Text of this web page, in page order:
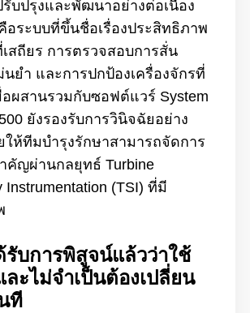
บปรุงและพัฒนาอย่างต่อเนื่อง
อระบบที่ขึ้นชื่อเรื่องประสิทธิภาพ
สถียร การตรวจสอบการสั่น
ยำ และการปกป้องเครื่องจักรที่
อผสานรวมกับซอฟต์แวร์ System
ยังรองรับการวินิจฉัยอย่าง
ให้ทีมบำรุงรักษาสามารถจัดการ
คัญผ่านกลยุทธ์ Turbine
Instrumentation (TSI) ที่มี
รับการพิสูจน์แล้วว่าใช้
ะไม่จำเป็นต้องเปลี่ยน
ที